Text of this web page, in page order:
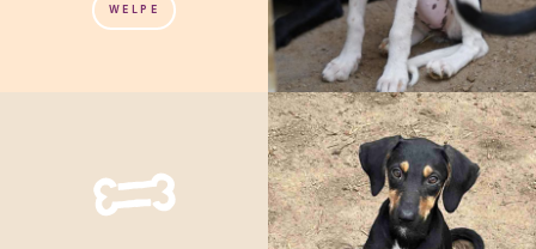
WELPE